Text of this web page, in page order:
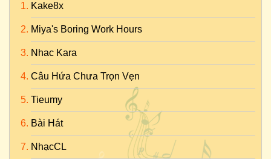
Kake8x
Miya's Boring Work Hours
Nhac Kara
Câu Hứa Chưa Trọn Vẹn
Tieumy
Bài Hát
NhạcCL